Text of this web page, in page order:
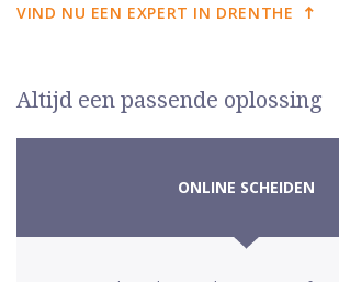
VIND NU EEN EXPERT IN DRENTHE
Altijd een passende oplossing
ONLINE SCHEIDEN